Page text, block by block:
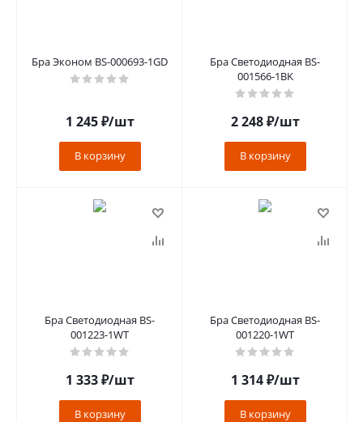
Бра Эконом BS-000693-1GD
1 245₽/шт
В корзину
Бра Светодиодная BS-
001566-1BK
2 248₽/шт
В корзину
Бра Светодиодная BS-
001223-1WT
1 333₽/шт
В корзину
Бра Светодиодная BS-
001220-1WT
1 314₽/шт
В корзину